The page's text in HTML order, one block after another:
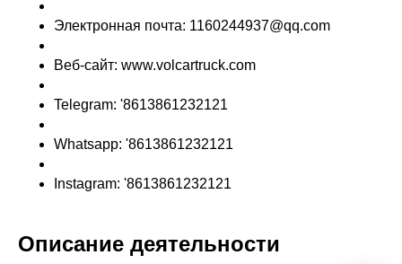
Электронная почта: 1160244937@qq.com
Веб-сайт: www.volcartruck.com
Telegram: '8613861232121
Whatsapp: '8613861232121
Instagram: '8613861232121
Описание деятельности